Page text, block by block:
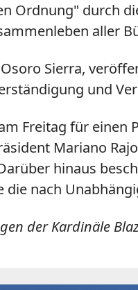
Ordnung" durch
aller
Sierra,
und
Freitag für
Mariano
hinaus
die nach
der Kardinäle